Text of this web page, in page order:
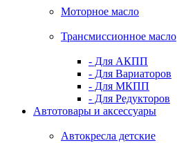
Моторное масло
Трансмиссионное масло
- Для АКПП
- Для Вариаторов
- Для МКПП
- Для Редукторов
Автотовары и аксессуары
Автокресла детские